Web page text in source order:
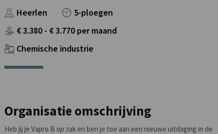
Heerlen
5-ploegen
€3.380 - €3.770 per maand
Chemische industrie
Organisatie omschrijving
Heb jij je Vapro B op zak en ben je toe aan een nieuwe uitdaging in de